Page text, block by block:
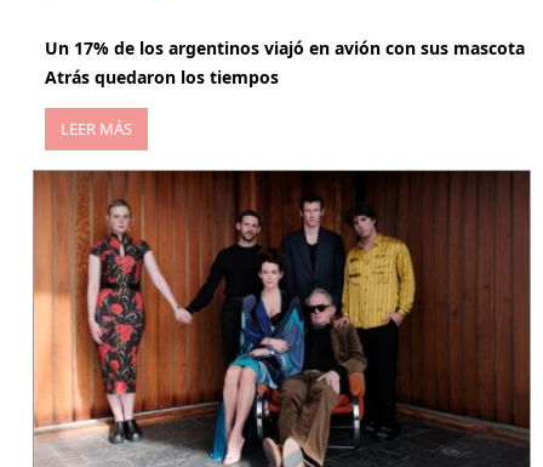
Un 17% de los argentinos viajó en avión con sus mascota
Atrás quedaron los tiempos
LEER MÁS